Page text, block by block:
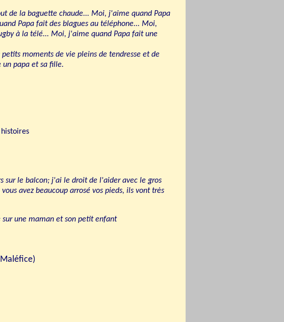
de la baguette chaude... Moi, j'aime quand Papa
Papa fait des blagues au téléphone... Moi,
à la télé... Moi, j'aime quand Papa fait une
moments de vie pleins de tendresse et de
papa et sa fille.
sur le balcon; j'ai le droit de l'aider avec le gros
avez beaucoup arrosé vos pieds, ils vont très
une maman et son petit enfant